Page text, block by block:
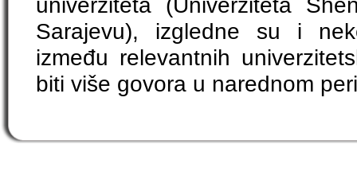
univerziteta (Univerziteta
Sarajevu), izgledne su i
između relevantnih
biti više govora u narednom